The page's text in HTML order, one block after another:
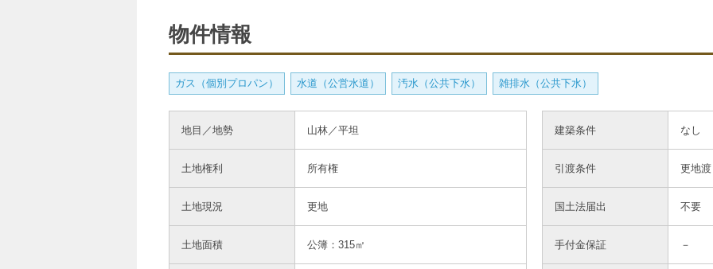
物件情報
ガス（個別プロパン） 水道（公営水道） 汚水（公共下水） 雑排水（公共下水）
地目／地勢 山林／平坦
土地権利 所有権
土地現況 更地
土地面積 公簿：315㎡
建築条件 なし
引渡条件 更地
国土法届出 不要
手付金保証 －